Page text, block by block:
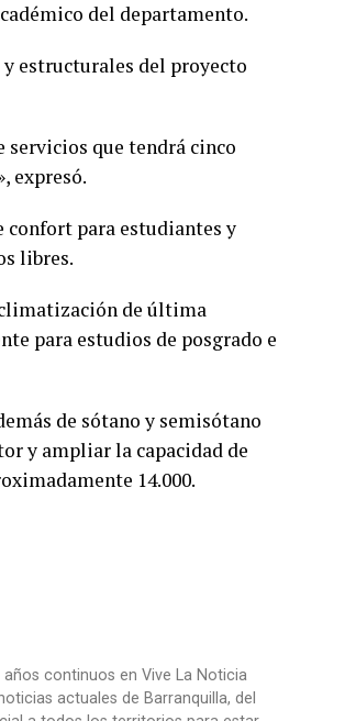
del departamento.
estructurales del proyecto
servicios que tendrá cinco
expresó.
confort para estudiantes y
libres.
climatización de última
para estudios de posgrado e
de sótano y semisótano
y ampliar la capacidad de
14.000.
continuos en Vive La Noticia
actuales de Barranquilla, del